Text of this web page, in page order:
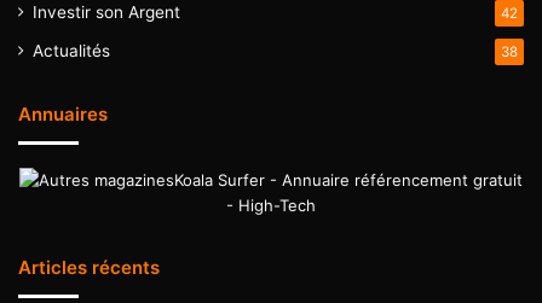
Investir son Argent 42
Actualités 38
Annuaires
Koala Surfer - Annuaire référencement gratuit
- High-Tech
Articles récents